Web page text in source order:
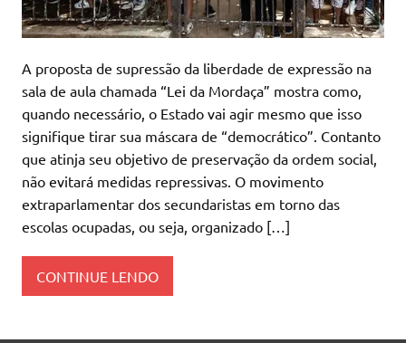
A proposta de supressão da liberdade de expressão na
sala de aula chamada “Lei da Mordaça” mostra como,
quando necessário, o Estado vai agir mesmo que isso
signifique tirar sua máscara de “democrático”. Contanto
que atinja seu objetivo de preservação da ordem social,
não evitará medidas repressivas. O movimento
extraparlamentar dos secundaristas em torno das
escolas ocupadas, ou seja, organizado […]
CONTINUE LENDO